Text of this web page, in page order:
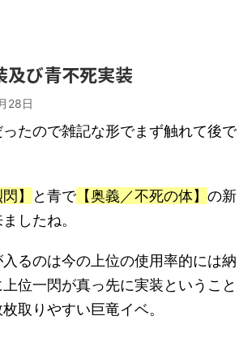
及び青不死実装
28日
たので雑記な形でまず触れて後で
】 と青で 【奥義／不死の体】 の新
したね。
るのは今の上位の使用率的には納
位一閃が真っ先に実装ということ
取りやすい巨竜イベ。